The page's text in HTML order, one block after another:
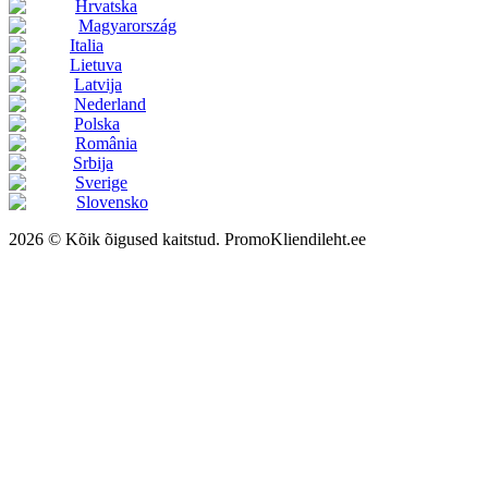
Hrvatska
Magyarország
Italia
Lietuva
Latvija
Nederland
Polska
România
Srbija
Sverige
Slovensko
2026 © Kõik õigused kaitstud. PromoKliendileht.ee